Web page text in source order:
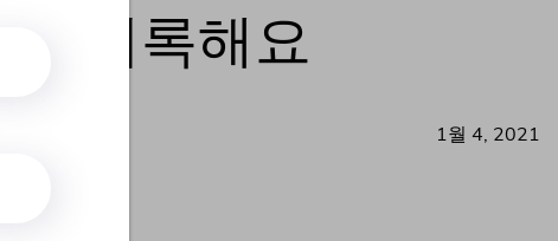
기록해요
1월 4, 2021